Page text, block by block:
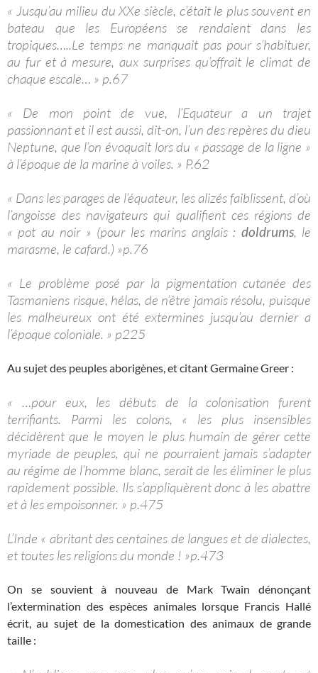
« Jusqu’au milieu du XXe siècle, c’était le plus souvent en
bateau que les Européens se rendaient dans les
tropiques…..Le temps ne manquait pas pour s’habituer,
au fur et à mesure, aux surprises qu’offrait le climat de
chaque escale… » p.67
« De mon point de vue, l’Equateur a un trajet
passionnant et il est aussi, dit-on, l’un des repères du dieu
Neptune, que l’on évoquait lors du « passage de la ligne »
à l’époque de la marine à voiles. » P.62
« Dans les parages de l’équateur, les alizés faiblissent, d’où
l’angoisse des navigateurs qui qualifient ces régions de
« pot au noir » (pour les marins anglais : doldrums, le
marasme, le cafard.) »p.76
« Le problème posé par la pigmentation cutanée des
Tasmaniens risque, hélas, de n’être jamais résolu, puisque
les malheureux ont été extermines jusqu’au dernier a
l’époque coloniale. » p225
Au sujet des peuples aborigènes, et citant Germaine Greer :
« …pour eux, les débuts de la colonisation furent
terrifiants. Parmi les colons, « les plus insensibles
décidèrent que le moyen le plus humain de gérer cette
myriade de peuples, qui ne pourraient jamais s’adapter
au régime de l’homme blanc, serait de les éliminer le plus
rapidement possible. Ils s’appliquèrent donc à les abattre
et à les empoisonner. » p.475
L’Inde « abritant des centaines de langues et de dialectes,
et toutes les religions du monde ! »p.473
On se souvient à nouveau de Mark Twain dénonçant
l’extermination des espèces animales lorsque Francis Hallé
écrit, au sujet de la domestication des animaux de grande
taille :